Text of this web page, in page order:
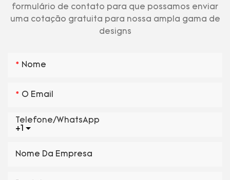
formulário de contato para que possamos enviar
uma cotação gratuita para nossa ampla gama de
designs
Nome
O Email
+1
Telefone/WhatsApp
Nome Da Empresa